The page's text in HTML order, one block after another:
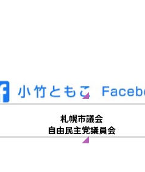
札幌市議会
自由民主党議員会